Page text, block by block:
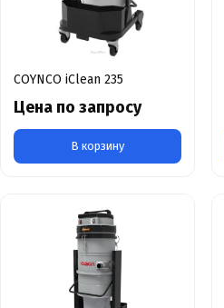
COYNCO iClean 235
Цена по запросу
В корзину